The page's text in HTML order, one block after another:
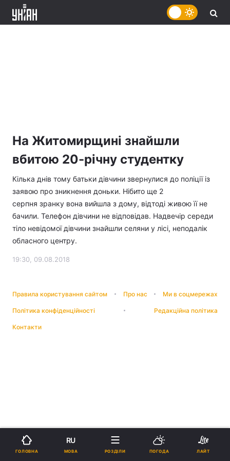
На Житомирщині знайшли
вбитою 20-річну студентку
Кілька днів тому батьки дівчини звернулися до поліції із
заявою про зникнення доньки. Нібито ще 2
серпня зранку вона вийшла з дому, відтоді живою її не
бачили. Телефон дівчини не відповідав. Надвечір середи
тіло невідомої дівчини знайшли селяни у лісі, неподалік
обласного центру.
19:30, 09.08.2018
Правила користування сайтом Про нас Ми в соцмережах
Політика конфіденційності Редакційна політика
Контакти
ГОЛОВНА
RU
МОВА РОЗДІЛИ ПОГОДА ЛАЙТ